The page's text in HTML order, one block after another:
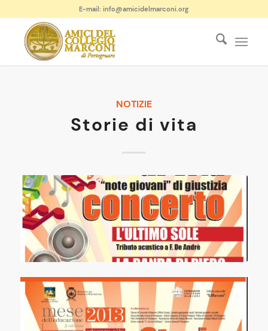
E-mail: info@amicidelmarconi.org
NOTIZIE
Storie di vita